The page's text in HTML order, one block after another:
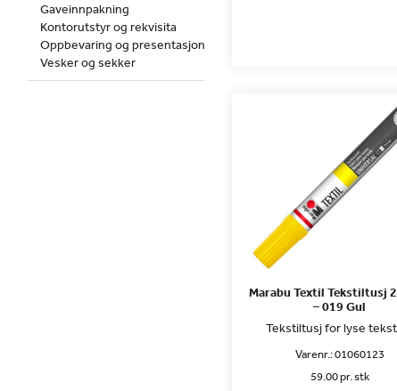
Marabu Textil Tekstiltusj
– 019 Gul
Tekstiltusj for lyse
Varenr.:01060123
59.00 pr. stk
Gaveinnpakning
Kontorutstyr og rekvisita
Oppbevaring og presentasjon
Vesker og sekker